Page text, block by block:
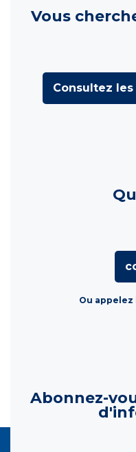
Vous
Consultez
Ou appelez
Abonnez-